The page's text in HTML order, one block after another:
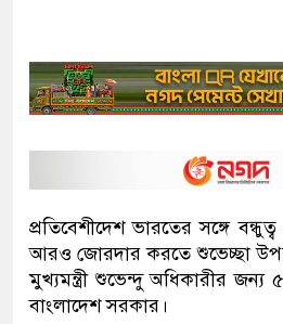
প্রতিবেশীদেশ ভারতের সঙ্গে
আরও জোরদার করতে শুভেচ্ছা
মুখ্যমন্ত্রী শুভেন্দু অধিকারীর
বাংলাদেশ সরকার।